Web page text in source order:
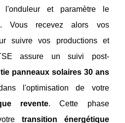
l'onduleur et paramètre le
Vous recevez alors vos
suivre vos productions et
assure un suivi post-
panneaux solaires 30 ans
l'optimisation de votre
revente. Cette phase
transition énergétique